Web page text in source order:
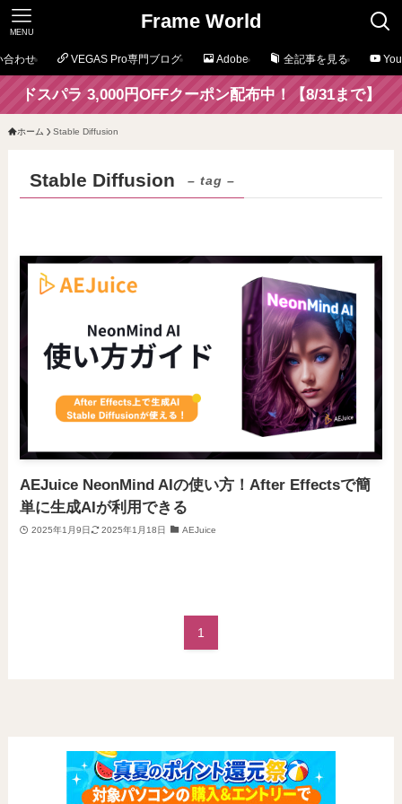
Frame World
MENU
わせ VEGAS Pro専門ブログ Adobe 全記事を見る
ドスパラ 3,000円OFFクーポン配布中！【8/31まで】
ホーム Stable Diffusion
Stable Diffusion – tag –
AEJuice NeonMind AIの使い方！After Effectsで簡
単に生成AIが利用できる
2025年1月9日 2025年1月18日 AEJuice
1